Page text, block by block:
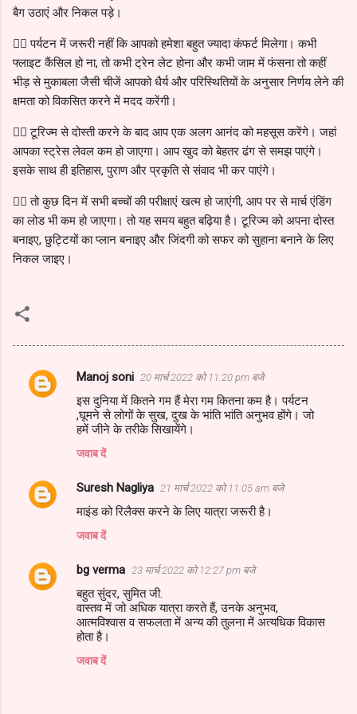
बैग उठाएं और निकल पड़े।
👉🏻 पर्यटन में जरूरी नहीं कि आपको हमेशा बहुत ज्यादा कंफर्ट मिलेगा। कभी
फ्लाइट कैंसिल हो ना, तो कभी ट्रेन लेट होना और कभी जाम में फंसना तो कहीं
भीड़ से मुकाबला जैसी चीजें आपको धैर्य और परिस्थितियों के अनुसार निर्णय लेने की
क्षमता को विकसित करने में मदद करेंगी।
👉🏻 टूरिज्म से दोस्ती करने के बाद आप एक अलग आनंद को महसूस करेंगे। जहां
आपका स्ट्रेस लेवल कम हो जाएगा। आप खुद को बेहतर ढंग से समझ पाएंगे।
इसके साथ ही इतिहास, पुराण और प्रकृति से संवाद भी कर पाएंगे।
👉🏻 तो कुछ दिन में सभी बच्चों की परीक्षाएं खत्म हो जाएंगी, आप पर से मार्च एंडिंग
का लोड भी कम हो जाएगा। तो यह समय बहुत बढ़िया है। टूरिज्म को अपना दोस्त
बनाइए, छुट्टियों का प्लान बनाइए और जिंदगी को सफर को सुहाना बनाने के लिए
निकल जाइए।
टि
Manoj soni 20 मार्च 2022 को 11:20 pm बजे
इस दुनिया में कितने गम हैं मेरा गम कितना कम है। पर्यटन
,घूमने से लोगों के सुख, दुख के भांति भांति अनुभव होंगे। जो
हमें जीने के तरीके सिखायेंगे।
जवाब दें
Suresh Nagliya 21 मार्च 2022 को 11:05 am बजे
माइंड को रिलैक्स करने के लिए यात्रा जरूरी है।
जवाब दें
bg verma 23 मार्च 2022 को 12:27 pm बजे
बहुत सुंदर, सुमित जी.
वास्तव में जो अधिक यात्रा करते हैं, उनके अनुभव,
आत्मविश्वास व सफलता में अन्य की तुलना में अत्यधिक विकास
होता है।
जवाब दें